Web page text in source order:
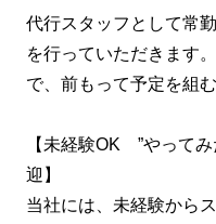
代行スタッフとして常
を行っていただきます
で、前もって予定を組
【未経験OK ”やって
迎】
当社には、未経験から